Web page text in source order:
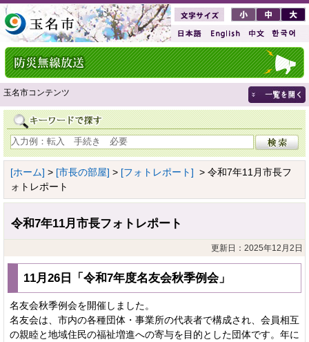
玉名市コンテンツ
[ホーム] > [市長の部屋] > [フォトレポート] > 令和7年11月市長フ
ォトレポート
令和7年11月市長フォトレポート
更新日：2025年12月2日
11月26日「令和7年度名友会秋季例会」
名友会秋季例会を開催しました。
名友会は、市内の各種団体・事業所の代表者で構成され、会員相互
の親睦と地域住民の福祉増進への寄与を目的とした団体です。年に